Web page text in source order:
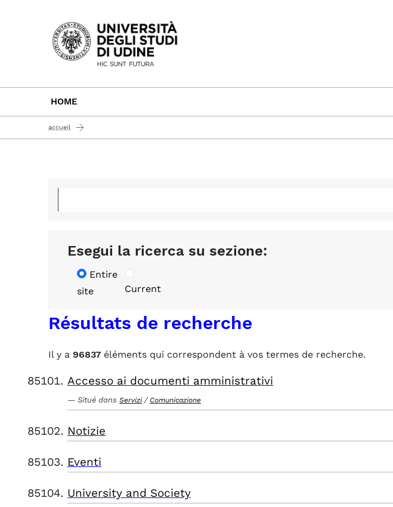
Passa al contenuto principale
HOME
accueil
Esegui la ricerca su sezione:
Entire
site
Current
Résultats de recherche
Il y a 96837 éléments qui correspondent à vos termes de recherche.
Accesso ai documenti amministrativi
Situé dans Servizi / Comunicazione
Notizie
Eventi
University and Society